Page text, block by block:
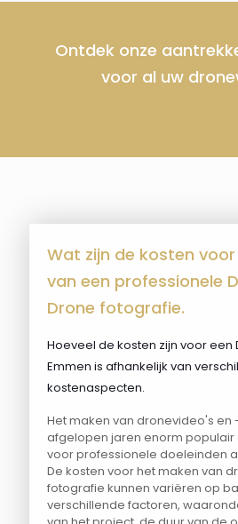
Ontdek onze
voor al uw
Wat zijn de kosten
van een professionele
Drone fotografie.
Hoeveel de kosten zijn voor een
Emmen is afhankelijk van
kostenaspecten.
Het maken van dronevideo's en
afgelopen jaren enorm
voor professionele doeleinden
De kosten voor het maken van
fotografie kunnen variëren op
verschillende factoren,